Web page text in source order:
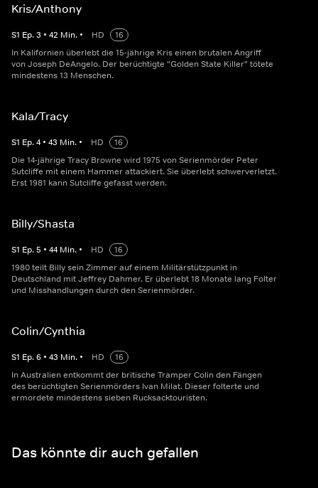
Kris/Anthony
S1 Ep.3 • 42 Min. • HD
16
In Kalifornien überlebt die 15-jährige Kris einen brutalen Angriff
von Joseph DeAngelo. Der berüchtigte "Golden State Killer" tötete
mindestens 13 Menschen.
Kala/Tracy
S1 Ep.4 • 43 Min. • HD
16
Die 14-jährige Tracy Browne wird 1975 von Serienmörder Peter
Sutcliffe mit einem Hammer attackiert. Sie überlebt schwerverletzt.
Erst 1981 kann Sutcliffe gefasst werden.
Billy/Shasta
S1 Ep.5 • 44 Min. • HD
16
1980 teilt Billy sein Zimmer auf einem Militärstützpunkt in
Deutschland mit Jeffrey Dahmer. Er überlebt 18 Monate lang Folter
und Misshandlungen durch den Serienmörder.
Colin/Cynthia
S1 Ep.6 • 43 Min. • HD
16
In Australien entkommt der britische Tramper Colin den Fängen
des berüchtigten Serienmörders Ivan Milat. Dieser folterte und
ermordete mindestens sieben Rucksacktouristen.
Das könnte dir auch gefallen